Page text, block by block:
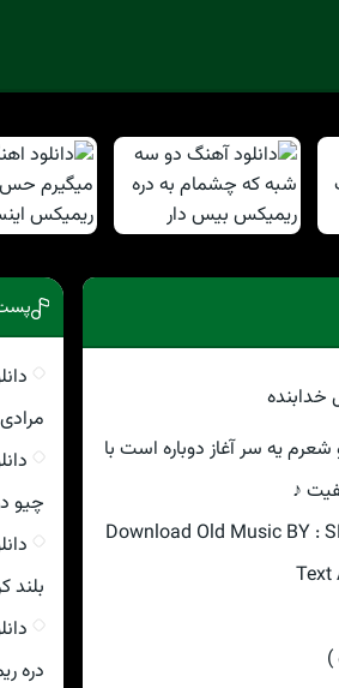
یه سر آغاز دوباره است با
♪
Download Old Music BY :
Text
)
چیو
بلند
دره